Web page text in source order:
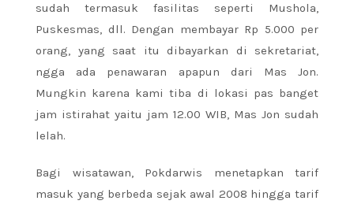
sudah termasuk fasilitas seperti Mushola,
Puskesmas, dll. Dengan membayar Rp 5.000 per
orang, yang saat itu dibayarkan di sekretariat,
ngga ada penawaran apapun dari Mas Jon.
Mungkin karena kami tiba di lokasi pas banget
jam istirahat yaitu jam 12.00 WIB, Mas Jon sudah
lelah.
Bagi wisatawan, Pokdarwis menetapkan tarif
masuk yang berbeda sejak awal 2008 hingga tarif